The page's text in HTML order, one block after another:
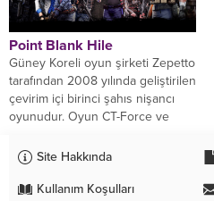
Point Blank Hile
Güney Koreli oyun şirketi Zepetto
tarafından 2008 yılında geliştirilen
çevirim içi birinci şahıs nişancı
oyunudur. Oyun CT-Force ve
Site Hakkında
Kullanım Koşulları